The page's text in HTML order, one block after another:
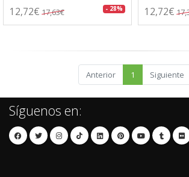
12,72€ 17,63€ - 28% 12,72€
Anterior 1 Siguiente
Síguenos en: